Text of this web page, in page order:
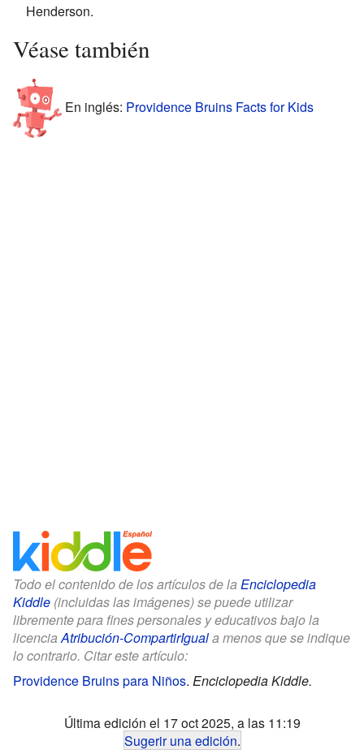
Henderson.
Véase también
En inglés: Providence Bruins Facts for Kids
Todo el contenido de los artículos de la Enciclopedia
Kiddle (incluidas las imágenes) se puede utilizar
libremente para fines personales y educativos bajo la
licenciaAtribución-CompartirIguala menos que se indique
lo contrario. Citar este artículo:
Providence Bruins para Niños. Enciclopedia Kiddle.
Última edición el 17 oct 2025, a las 11:19
Sugerir una edición.